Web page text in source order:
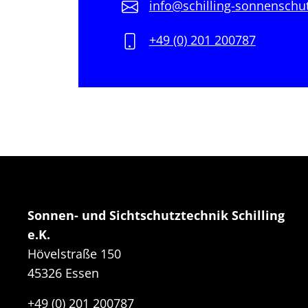
info@schilling-
+49 (0) 201 200787
Sonnen- und Sichtschutztechnik Schilling
e.K.
Hövelstraße 150
45326 Essen
+49 (0) 201 200787